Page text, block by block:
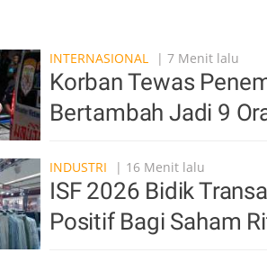
INTERNASIONAL
| 7 Menit lalu
Korban Tewas
Bertambah Jadi 9
INDUSTRI | 16 Menit lalu
ISF 2026 Bidik
Positif Bagi Saham